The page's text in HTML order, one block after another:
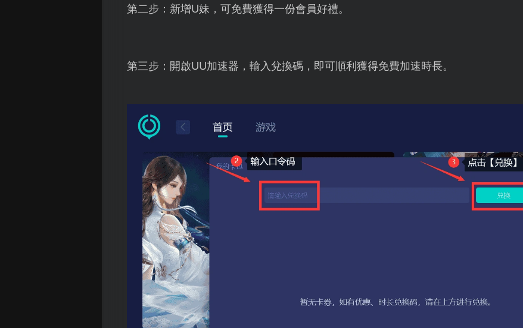
第二步：新增U妹，可免費獲得一份會員好禮。
第三步：開啟UU加速器，輸入兌換碼，即可順利獲得免費加速時長。